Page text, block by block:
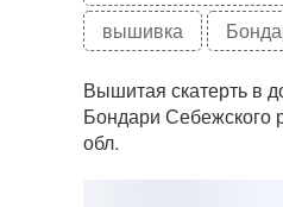
вышивка
Вышитая скатерть в
Бондари Себежского
обл.